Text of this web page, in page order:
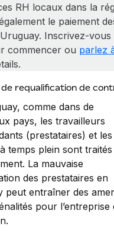
RH locaux dans la
le paiement
Inscrivez-vous
commencer ou parlez
de requalification de
comme dans de
pays, les travailleurs
(prestataires) et les
temps plein sont traités
La mauvaise
des prestataires en
peut entraîner des
pour l’entreprise